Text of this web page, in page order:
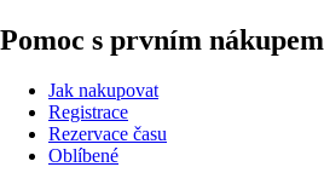
Pomoc s prvním nákupem
Jak nakupovat
Registrace
Rezervace času
Oblíbené